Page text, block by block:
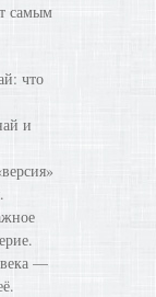
самым
что
и
—